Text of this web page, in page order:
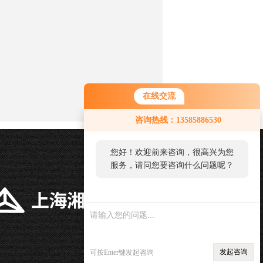
在线交流
咨询热线：13585886530
您好！欢迎前来咨询，很高兴为您
服务，请问您要咨询什么问题呢？
可按Enter键发起咨询 发起咨询